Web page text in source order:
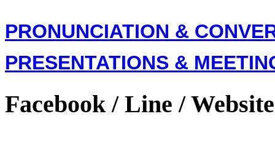
PRONUNCIATION &
PRESENTATIONS &
Facebook / Line / Website